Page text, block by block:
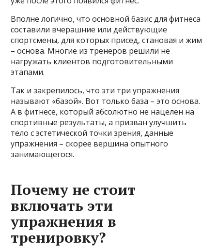
Вполне логично, что основной базис для фитнеса
составили вчерашние или действующие
спортсмены, для которых присед, становая и жим
– основа. Многие из тренеров решили не
нагружать клиентов подготовительными
этапами.
Так и закрепилось, что эти три упражнения
называют «базой». Вот только база – это основа.
А в фитнесе, который абсолютно не нацелен на
спортивные результаты, а призван улучшить
тело с эстетической точки зрения, данные
упражнения – скорее вершина опытного
занимающегося.
Почему не стоит
включать эти
упражнения в
тренировку?